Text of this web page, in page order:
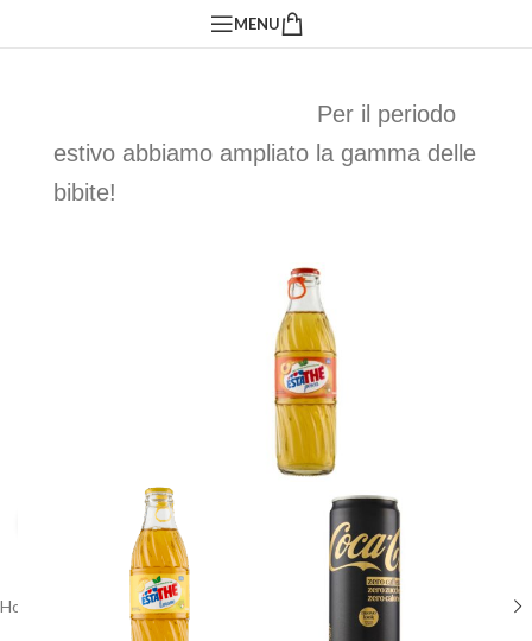
Per il periodo
estivo abbiamo ampliato la gamma delle
bibite!
MENU
Click to enlarge
Home Prodotti per pulizia e igiene